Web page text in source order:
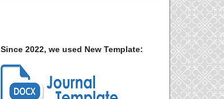
Since 2022, we used New Template: